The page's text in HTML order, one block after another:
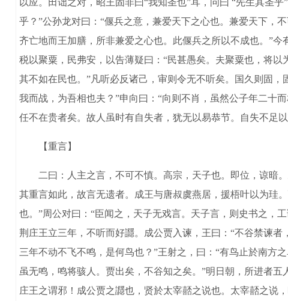
以应。田诎之对，昭王固非曰“我知圣也”耳，问曰 “先生其圣
乎？”公孙龙对曰：“偃兵之意，兼爱天下之心也。兼爱天下，
齐亡地而王加膳，所非兼爱之心也。此偃兵之所以不成也。”
税以聚粟，民弗安，以告薄疑曰：“民甚愚矣。夫聚粟也，将
其不如在民也。”凡听必反诸己，审则令无不听矣。国久则固
我而战，为吾相也夫？”申向曰：“向则不肖，虽然公子年二十
任不在贵者矣。故人虽时有自失者，犹无以易恭节。自失不足以
【重言】
二曰：人主之言，不可不慎。高宗，天子也。即位，谅暗。
其重言如此，故言无遗者。成王与唐叔虞燕居，援梧叶以为珪
也。”周公对曰：“臣闻之，天子无戏言。天子言，则史书之，
荆庄王立三年，不听而好讔。成公贾入谏，王曰：“不谷禁谏者
三年不动不飞不鸣，是何鸟也？”王射之，曰：“有鸟止於南方
虽无鸣，鸣将骇人。贾出矣，不谷知之矣。”明日朝，所进者
庄王之谓邪！成公贾之讔也，贤於太宰嚭之说也。太宰嚭之说